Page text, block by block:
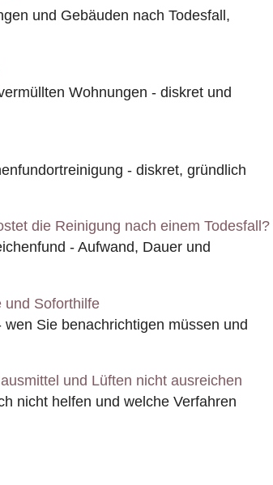
und Gebäuden nach Todesfall,
Wohnungen - diskret und
- diskret, gründlich
die Reinigung nach einem Todesfall?
- Aufwand, Dauer und
und Soforthilfe
Sie benachrichtigen müssen und
und Lüften nicht ausreichen
nicht helfen und welche Verfahren